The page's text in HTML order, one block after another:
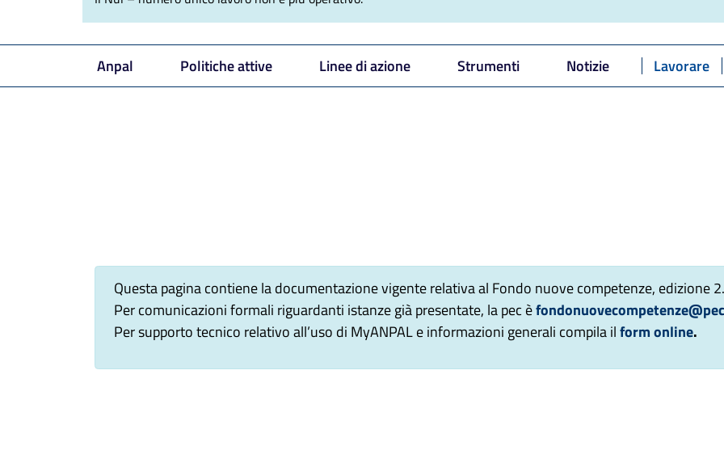
Anpal Politiche attive Linee di azione Strumenti Notizie Lavorare
Questa pagina contiene la documentazione vigente relativa al Fondo nuove competenze, edizione 2.
Per comunicazioni formali riguardanti istanze già presentate, la pec è
Per supporto tecnico relativo all’uso di MyANPAL e informazioni generali compila ilform online.